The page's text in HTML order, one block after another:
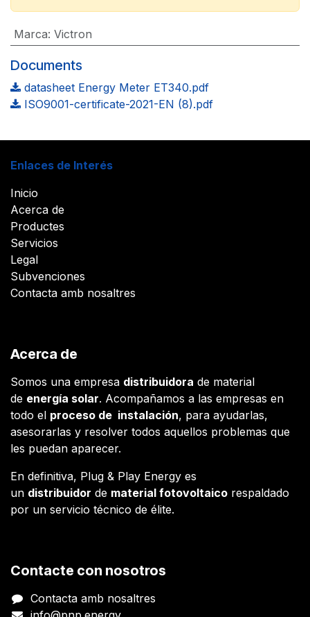
Marca: Victron
Documents
datasheet Energy Meter ET340.pdf
ISO9001-certificate-2021-EN (8).pdf
Enlaces de Interés
Inicio
Acerca de
Productes
Servicios
Legal
Subvenciones
Contacta amb nosaltres
Acerca de
Somos una empresa distribuidora de material
de energía solar. Acompañamos a las empresas en
todo el proceso de instalación, para ayudarlas,
asesorarlas y resolver todos aquellos problemas que
les puedan aparecer.
En definitiva, Plug & Play Energy es
un distribuidor de material fotovoltaico respaldado
por un servicio técnico de élite.
Contacte con nosotros
Contacta amb nosaltres